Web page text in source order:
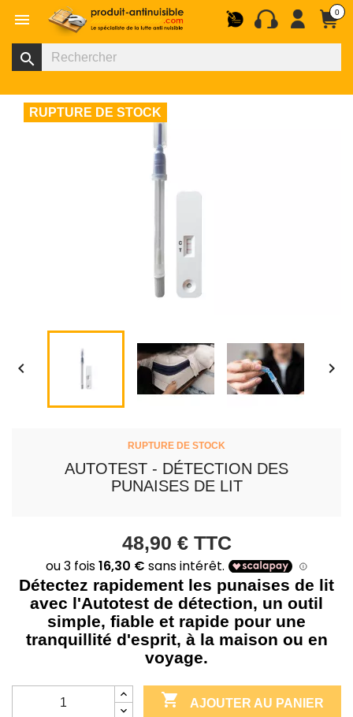
 0
search
RUPTURE DE STOCK
 
RUPTURE DE STOCK
AUTOTEST - DÉTECTION DES
PUNAISES DE LIT
48,90 € TTC
Détectez rapidement les punaises de lit
avec l'Autotest de détection, un outil
simple, fiable et rapide pour une
tranquillité d'esprit, à la maison ou en
voyage.
 AJOUTER AU PANIER